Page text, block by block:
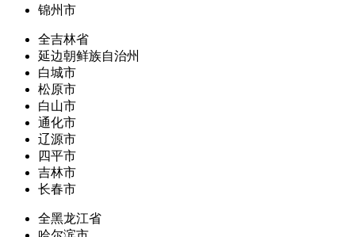
锦州市
全吉林省
延边朝鲜族自治州
白城市
松原市
白山市
通化市
辽源市
四平市
吉林市
长春市
全黑龙江省